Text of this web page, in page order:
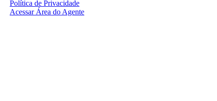
Política de Privacidade
Acessar Área do Agente